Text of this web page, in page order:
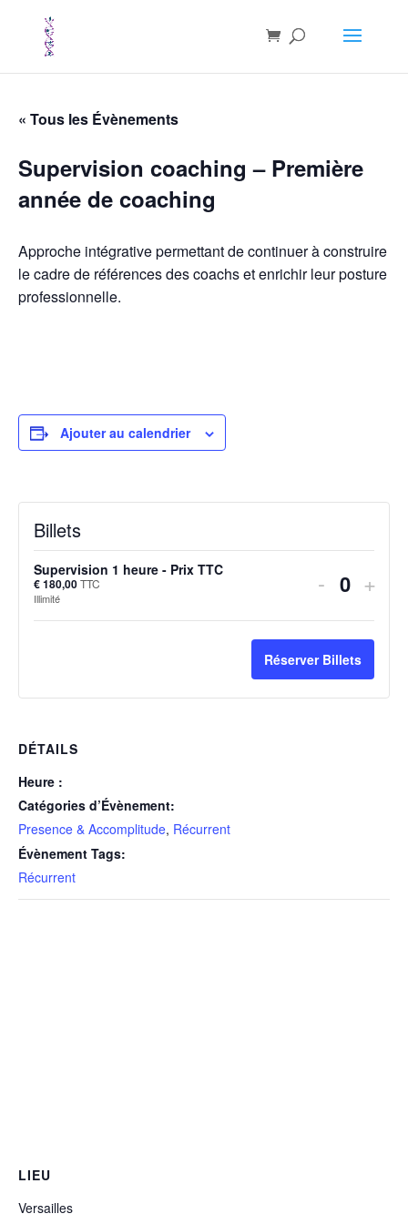
« Tous les Évènements
Supervision coaching – Première
année de coaching
Approche intégrative permettant de continuer à construire
le cadre de références des coachs et enrichir leur posture
professionnelle.
Ajouter au calendrier
Billets
Supervision 1 heure - Prix TTC
€180,00TTC
Illimité
Diminuer
la
quantité
de
billets
Prix
-
la
de
Prix
+
Réserver Billets
DÉTAILS
Heure :
Catégories d’Évènement:
Presence & Accomplitude, Récurrent
Évènement Tags:
Récurrent
LIEU
Versailles